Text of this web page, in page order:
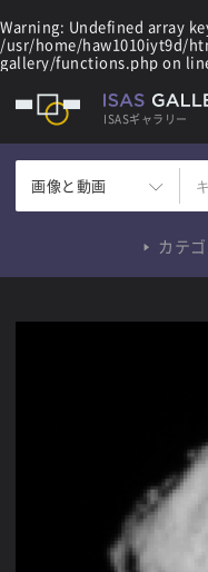
Warning: Undefined array
/usr/home/haw1010iyt9d/
gallery/functions.php on
ISASギャラリー
画像と動画
カテ